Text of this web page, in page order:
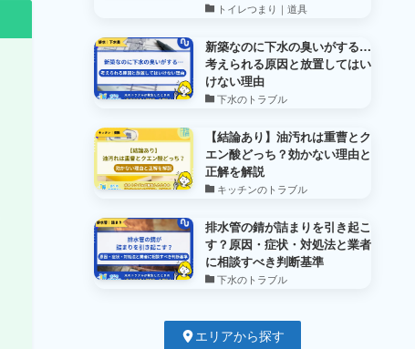
トイレつまり｜道具
新築なのに下水の臭いがする…
考えられる原因と放置してはい
けない理由
下水のトラブル
【結論あり】油汚れは重曹とク
エン酸どっち？効かない理由と
正解を解説
キッチンのトラブル
排水管の錆が詰まりを引き起こ
す？原因・症状・対処法と業者
に相談すべき判断基準
下水のトラブル
エリアから探す